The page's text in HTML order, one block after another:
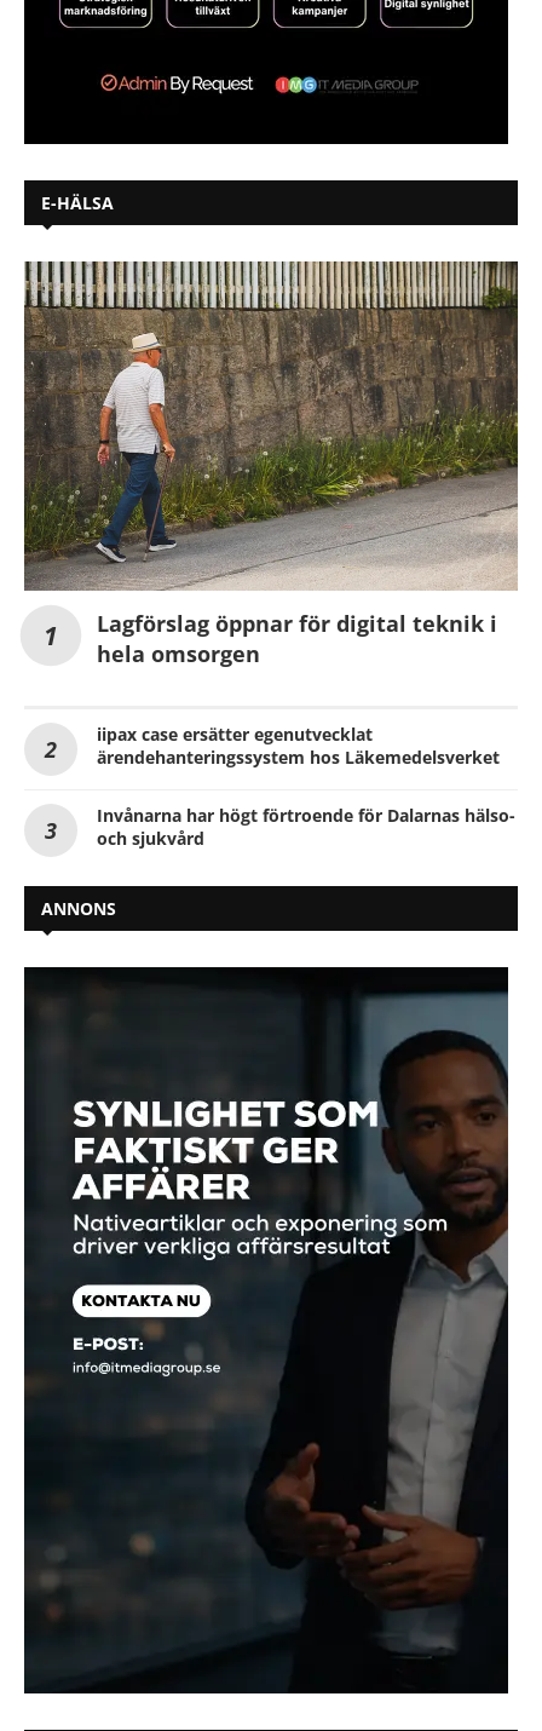
E-HÄLSA
Lagförslag öppnar för digital teknik i
hela omsorgen
iipax case ersätter egenutvecklat
ärendehanteringssystem hos Läkemedelsverket
Invånarna har högt förtroende för Dalarnas hälso-
och sjukvård
ANNONS